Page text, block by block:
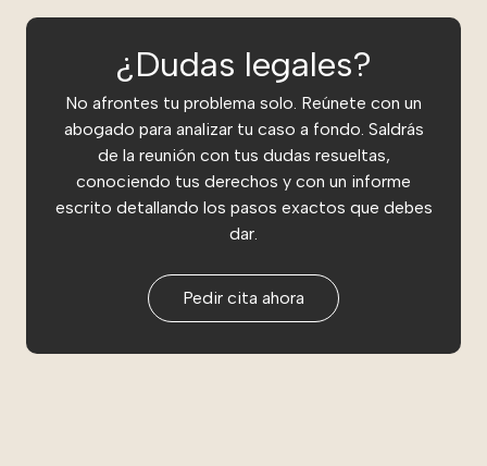
¿Dudas legales?
No afrontes tu problema solo. Reúnete con un
abogado para analizar tu caso a fondo. Saldrás
de la reunión con tus dudas resueltas,
conociendo tus derechos y con un informe
escrito detallando los pasos exactos que debes
dar.
Pedir cita ahora